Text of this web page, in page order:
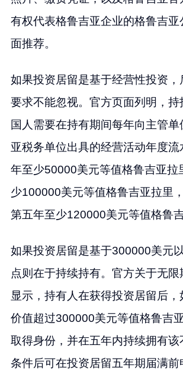
有权代表格鲁吉亚企业的格鲁吉亚
面推荐。
如果投资居留是基于经营性投资，
要求不能忽视。官方页面列明，持
国人需要在持有期间每年向主管
亚税务单位出具的经营活动年度流
年至少50000美元等值格鲁吉亚拉
少100000美元等值格鲁吉亚拉里
第五年至少120000美元等值格鲁吉
如果投资居留是基于300000美元
点则在于持续持有。官方关于无限
显示，持有人在获得投资居留后，
价值超过300000美元等值格鲁吉
取得身份，并在五年内持续拥有该
条件后可在投资居留五年期届满前